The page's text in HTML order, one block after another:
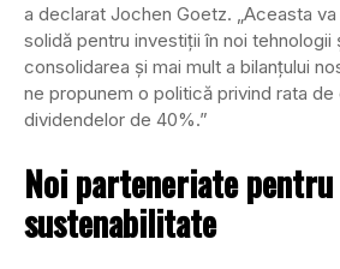
a declarat Jochen Goetz. „Aceasta
solidă pentru investiții în noi tehnologii
consolidarea și mai mult a bilanțului
ne propunem o politică privind rata de
dividendelor de 40%.”
Noi parteneriate
sustenabilitate